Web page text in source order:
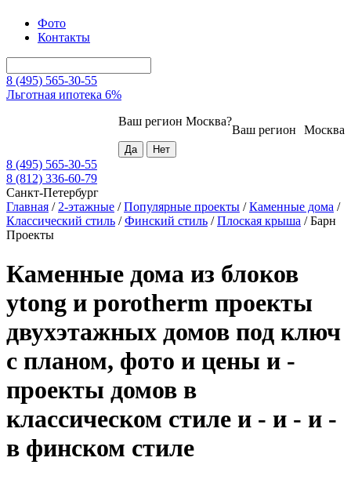
Фото
Контакты
8 (495) 565-30-55
Льготная ипотека 6%
Москва
Ваш регион
Ваш регион Москва?
8 (495) 565-30-55
8 (812) 336-60-79
Санкт-Петербург
Главная / 2-этажные /Популярные проекты /Каменные дома /
Классический стиль /Финский стиль /Плоская крыша /Барн
Проекты
Каменные дома из блоков
ytong и porotherm проекты
двухэтажных домов под ключ
с планом, фото и цены и -
проекты домов в
классическом стиле и - и - и -
в финском стиле